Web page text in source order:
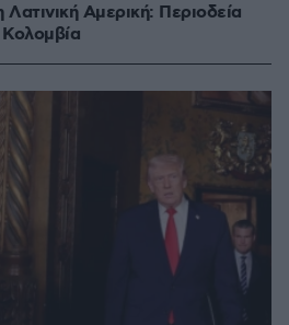
Αμερική: Περιοδεία